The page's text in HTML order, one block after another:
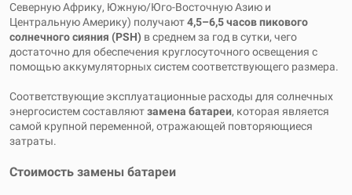
Северную Африку, Южную/Юго-Восточную Азию и
Центральную Америку) получают4,5–6,5 часов пикового
солнечного сияния (PSH) в среднем за год в сутки, чего
достаточно для обеспечения круглосуточного освещения с
помощью аккумуляторных систем соответствующего размера.
Соответствующие эксплуатационные расходы для солнечных
энергосистем составляютзамена батареи, которая является
самой крупной переменной, отражающей повторяющиеся
затраты.
Стоимость замены батареи